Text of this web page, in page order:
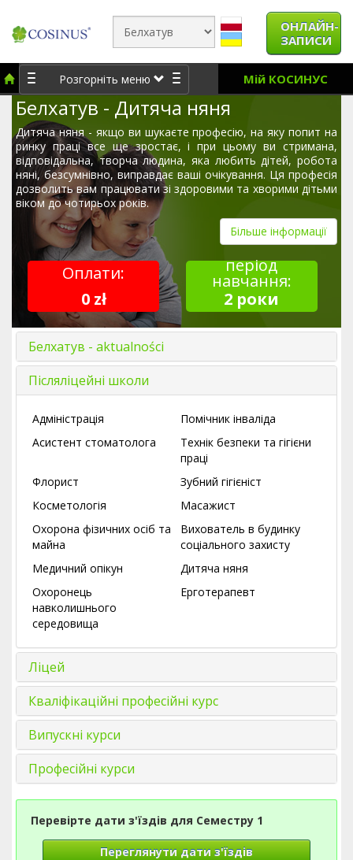
ОНЛАЙН-
ЗАПИСИ
Розгорніть меню Мій КОСИНУС
Белхатув - Дитяча няня
Дитяча няня - якщо ви шукаєте професію, на яку попит на
ринку праці все ще зростає, і при цьому ви стримана,
відповідальна, творча людина, яка любить дітей, робота
няні, безсумнівно, виправдає ваші очікування. Ця професія
дозволить вам працювати зі здоровими та хворими дітьми
віком до чотирьох років.
Більше інформації
Оплати:
0 zł
період
навчання:
2 роки
Белхатув - aktualności
Післяліцейні школи
Адміністрація
Помічник інваліда
Асистент стоматолога
Технік безпеки та гігієни
праці
Флорист
Зубний гігієніст
Косметологія
Масажист
Охорона фізичних осіб та
майна
Вихователь в будинку
соціального захисту
Медичний опікун
Дитяча няня
Охоронець
навколишнього
середовища
Ерготерапевт
Ліцей
Кваліфікаційні професійні курс
Випускні курси
Професійні курси
Перевірте дати з'їздів для Семестру 1
Переглянути дати з'їздів